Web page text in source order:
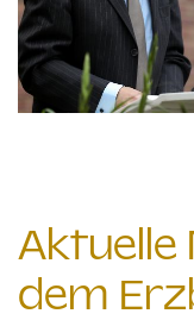
Aktuelle
dem